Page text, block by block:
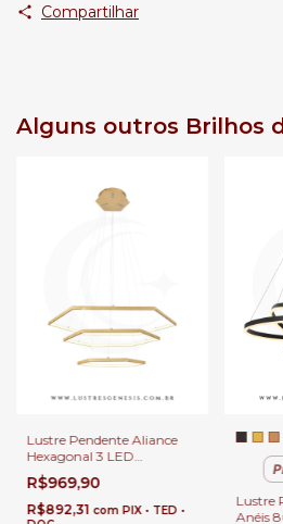
Compartilhar
Alguns outros Brilhos
Lustre Pendente Aliance
Hexagonal 3 LED
80x60x40 Dourada Fosco
para Sala de Jantar Estar e
Quartos
R$969,90
R$892,31 com PIX • TED •
Lustre
Anéis